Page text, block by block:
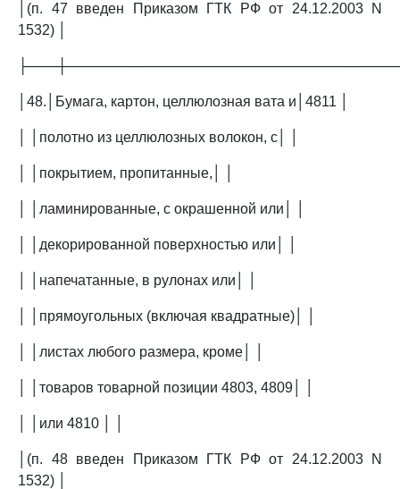
│(п. 47 введен Приказом ГТК РФ от 24.12.2003 N
1532) │
│48.│Бумага, картон, целлюлозная вата и│4811 │
│ │полотно из целлюлозных волокон, с│ │
│ │покрытием, пропитанные,│ │
│ │ламинированные, с окрашенной или│ │
│ │декорированной поверхностью или│ │
│ │напечатанные, в рулонах или│ │
│ │прямоугольных (включая квадратные)│ │
│ │листах любого размера, кроме│ │
│ │товаров товарной позиции 4803, 4809│ │
│ │или 4810 │ │
│(п. 48 введен Приказом ГТК РФ от 24.12.2003 N
1532) │